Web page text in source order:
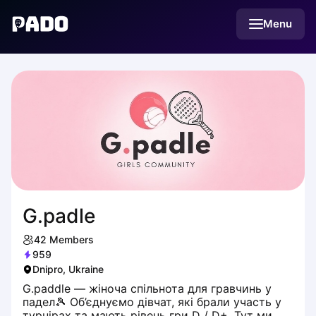
Menu
Українська
G.padle
42 Members
959
Dnipro, Ukraine
G.paddle — жіноча спільнота для гравчинь у
падел🎾 Об’єднуємо дівчат, які брали участь у